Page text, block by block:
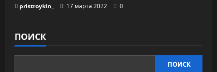
pristroykin_ 17 марта 2022 0
ПОИСК
ПОИСК